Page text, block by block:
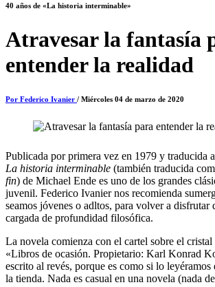
40 años de «La historia interminable»
Atravesar la fantasía
entender la realidad
Por Federico Ivanier / Miércoles 04 de marzo de 2020
Publicada por primera vez en 1979 y traducida
La historia interminable (también traducida
fin) de Michael Ende es uno de los grandes
juvenil. Federico Ivanier nos recomienda
seamos jóvenes o adltos, para volver a disfrutar
cargada de profundidad filosófica.
La novela comienza con el cartel sobre el
«Libros de ocasión. Propietario: Karl Konrad
escrito al revés, porque es como si lo leyéramos
la tienda. Nada es casual en una novela (nada